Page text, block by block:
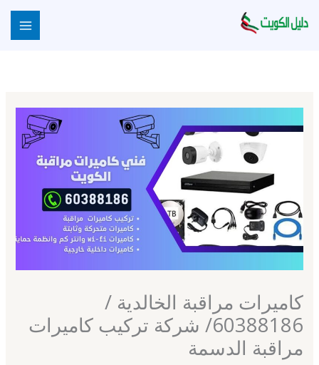
إلى
كاميرات مراقبة الخالدية /
60388186/ شركة تركيب كاميرات
مراقبة الدسمة